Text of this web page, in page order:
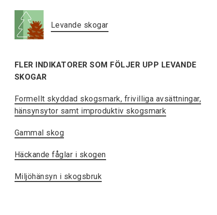
Levande skogar
FLER INDIKATORER SOM FÖLJER UPP LEVANDE
SKOGAR
Formellt skyddad skogsmark, frivilliga avsättningar,
hänsynsytor samt improduktiv skogsmark
Gammal skog
Häckande fåglar i skogen
Miljöhänsyn i skogsbruk